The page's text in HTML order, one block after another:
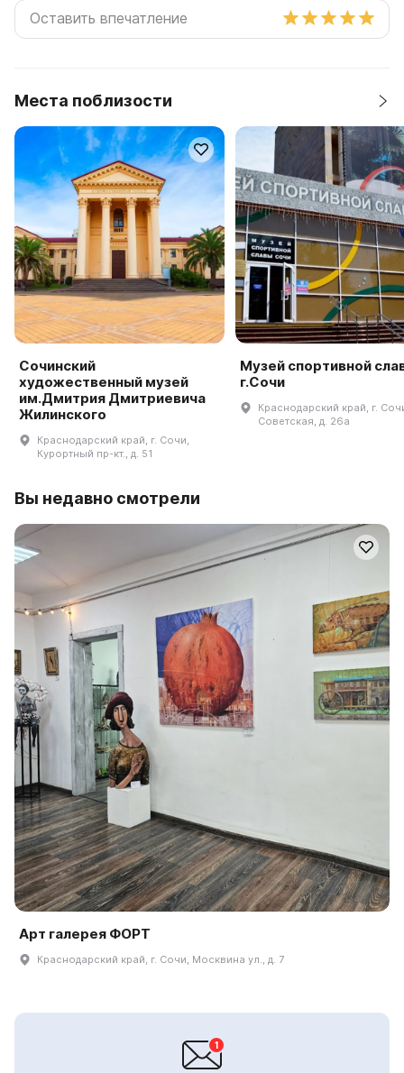
Места поблизости
Сочинский
художественный музей
им.Дмитрия Дмитриевича
Жилинского
Краснодарский край, г. Сочи,
Курортный пр-кт., д. 51
Музей спортивной
г.Сочи
Краснодарский край, г.
Советская, д. 26а
Вы недавно смотрели
Арт галерея ФОРТ
Краснодарский край, г. Сочи, Москвина ул., д. 7